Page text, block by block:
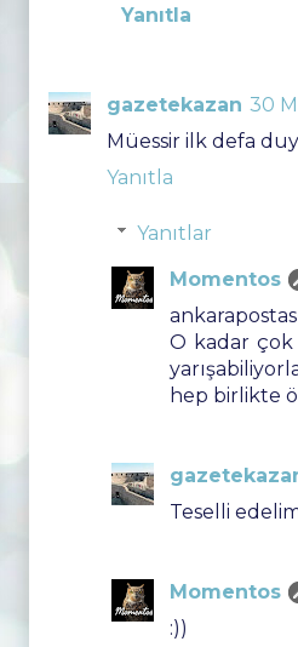
Yanıtla
gazetekazan 30
Müessir ilk defa
Yanıtla
Yanıtlar
Momentos
O kadar
hep birlikte
Teselli
Momentos
:))